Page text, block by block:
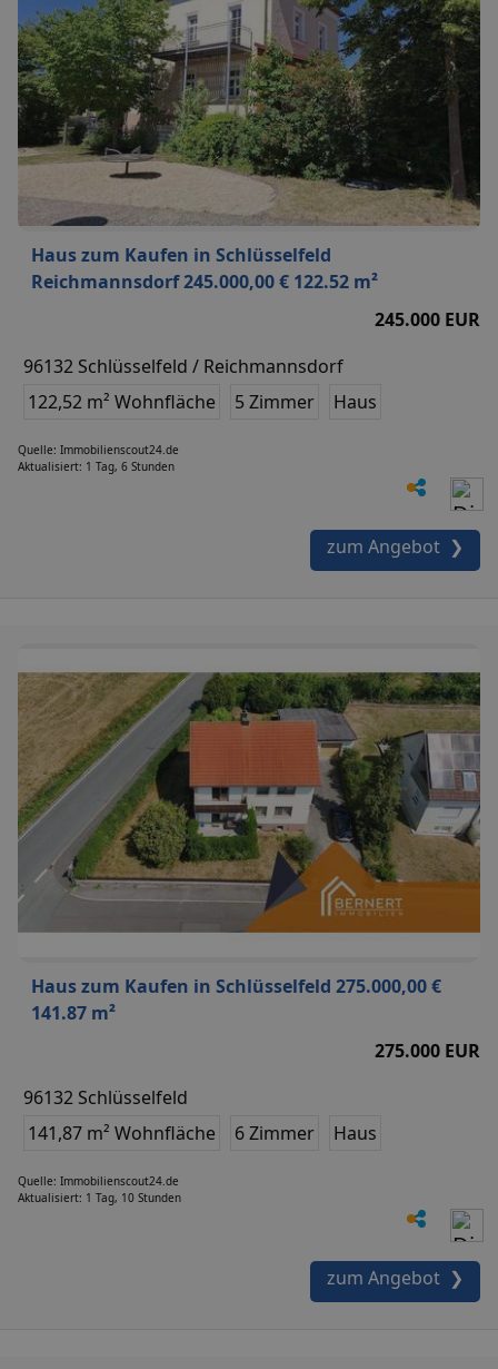
Haus zum Kaufen in Schlüsselfeld
Reichmannsdorf 245.000,00 € 122.52 m²
245.000 EUR
96132 Schlüsselfeld / Reichmannsdorf
122,52 m² Wohnfläche
5 Zimmer Haus
Quelle: Immobilienscout24.de
Aktualisiert: 1 Tag, 6 Stunden
zum Angebot ❯
Haus zum Kaufen in Schlüsselfeld 275.000,00 €
141.87 m²
275.000 EUR
96132 Schlüsselfeld
141,87 m² Wohnfläche
6 Zimmer Haus
Quelle: Immobilienscout24.de
Aktualisiert: 1 Tag, 10 Stunden
zum Angebot ❯